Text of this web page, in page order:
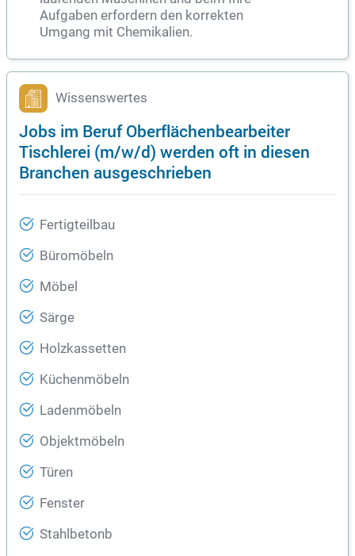
Aufgaben erfordern den korrekten
Umgang mit Chemikalien.
Wissenswertes
Jobs im Beruf Oberflächenbearbeiter
Tischlerei (m/w/d) werden oft in diesen
Branchen ausgeschrieben
Fertigteilbau
Büromöbeln
Möbel
Särge
Holzkassetten
Küchenmöbeln
Ladenmöbeln
Objektmöbeln
Türen
Fenster
Stahlbetonb